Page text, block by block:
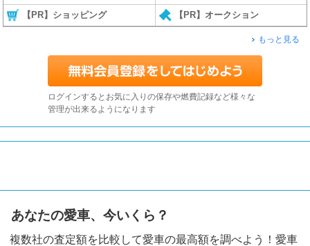
【PR】ショッピング 【PR】オークション
もっと見る
ログインするとお気に入りの保存や燃費記録など様々な
管理が出来るようになります
あなたの愛車、今いくら？
複数社の査定額を比較して愛車の最高額を調べよう！愛車